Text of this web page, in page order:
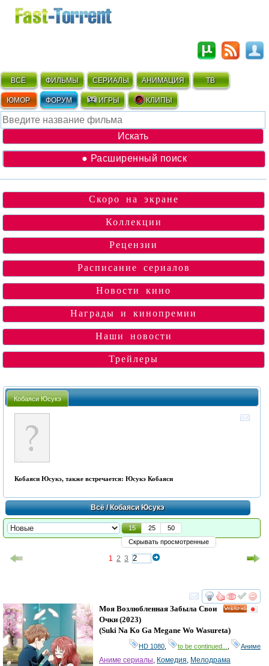
ВСЁ ФИЛЬМЫ СЕРИАЛЫ АНИМАЦИЯ ТВ
ЮМОР ФОРУМ ИГРЫ КЛИПЫ
● Расширенный поиск
Скоро на экране
Коллекции
Рецензии
Расписание сериалов
Новости кино
Награды и кинопремии
Наши новости
Трейлеры
Кобаяси Юсукэ
Кобаяси Юсукэ, также встречается: Юсукэ Кобаяси
Всё/ Кобаяси Юсукэ
15 25
50
Скрывать просмотренные
1 2 3
смотреть
Моя Возлюбленная Забыла Свои
Очки (2023)
(Suki Na Ko Ga Megane Wo Wasureta)
HD 1080 to be continued... Аниме
Аниме сериалы Комедия Мелодрама